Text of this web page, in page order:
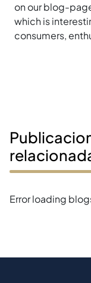
on our blog-
which is
consumers,
Error loading